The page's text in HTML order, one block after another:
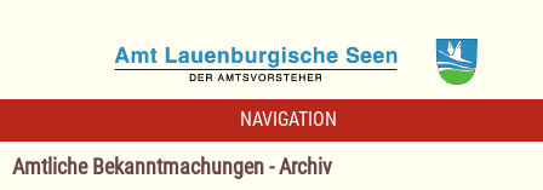
NAVIGATION
Amtliche Bekanntmachungen - Archiv